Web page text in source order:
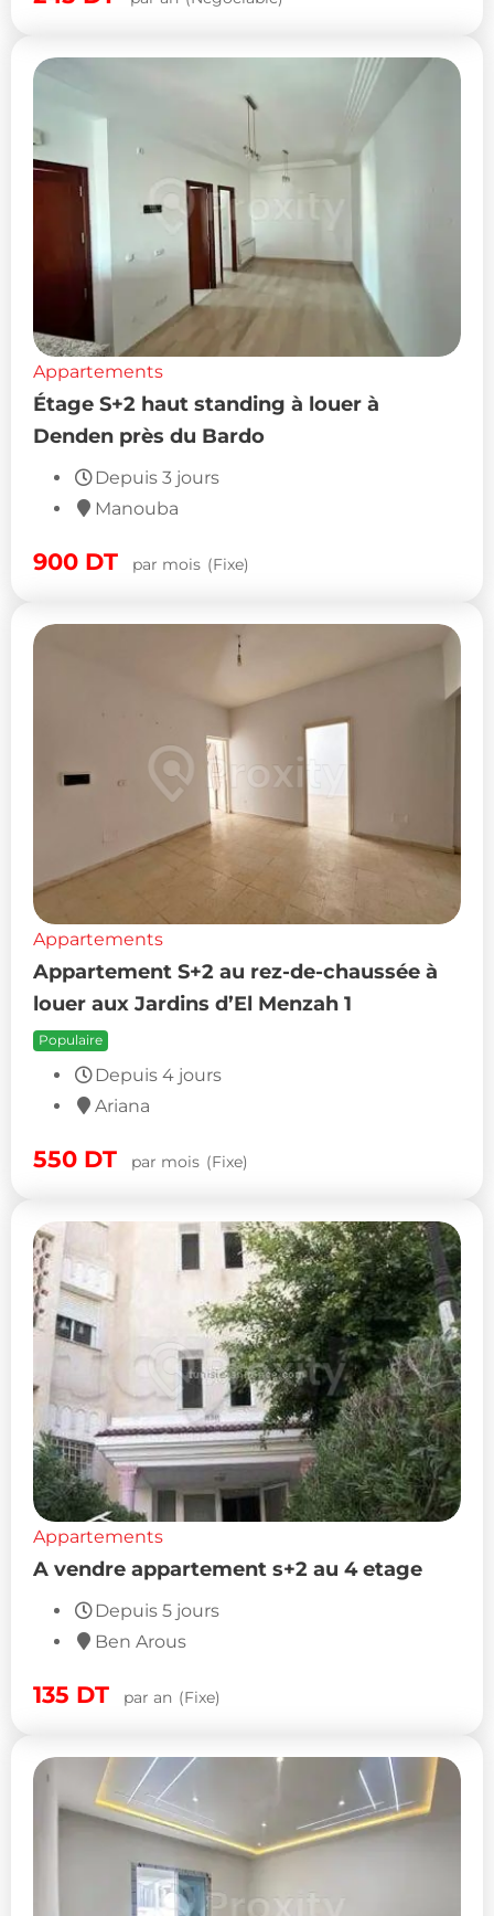
Appartements
Étage S+2 haut standing à louer à
Denden près du Bardo
Depuis 3 jours
Manouba
900 DT par mois (Fixe)
Appartements
Appartement S+2 au rez-de-chaussée à
louer aux Jardins d’El Menzah 1
Populaire
Depuis 4 jours
Ariana
550 DT par mois (Fixe)
Appartements
A vendre appartement s+2 au 4 etage
Depuis 5 jours
Ben Arous
135 DT par an (Fixe)